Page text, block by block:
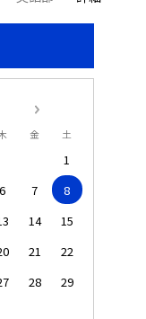
金 土
1
6 7
8
14
15
21
22
28
29